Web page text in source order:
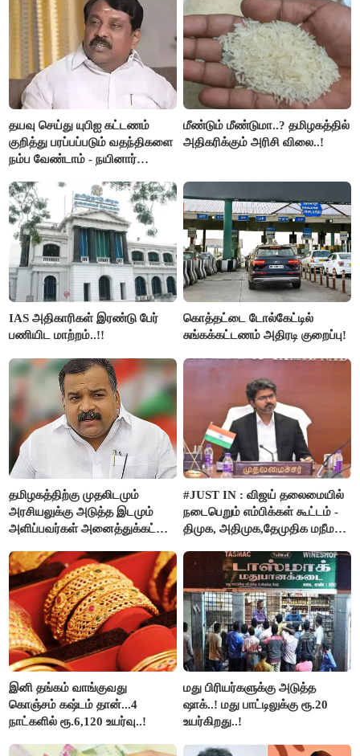
தயவு செய்து யுபிஐ கட்டணம்
குறித்து பரப்பப்படும் வதந்திகளை
நம்ப வேண்டாம் - நயினார்
மீண்டும் மீண்டுமா..? தமிழகத்தில்
அதிகரிக்கும் அரிசி விலை..!
IAS அதிகாரிகள் இரண்டு பேர்
பணியிட மாற்றம்..!!
கொத்தட்டை டோல்கேட்டில்
சுங்கக்கட்டணம் அதிரடி குறைப்பு!
தமிழகத்திற்கு முதலிடமும்
அரசியலுக்கு அடுத்த இடமும்
அளிப்பவர்கள் அனைத்துக்கட்சி
பங்கேற்பார்கள் - மாணிக்கம்
தாகூர்..!!
#JUST IN : விஜய் தலைமையில்
நடைபெறும் எம்பிக்கள் கூட்டம் -
திமுக, அதிமுக,தேமுதிக மநீம
இனி தங்கம் வாங்குவது
கொஞ்சம் கஷ்டம் தான்...4
நாட்களில் ரூ.6,120 உயர்வு..!
மது பிரியர்களுக்கு அடுத்த
ஷாக்..! மது பாட்டிலுக்கு ரூ.20
உயர்கிறது..!